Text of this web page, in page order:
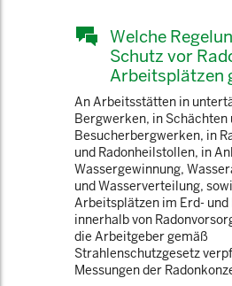
Welche
Schutz vor
Arbeitsplätzen
An Arbeitsstätten in
Bergwerken, in Schächten
Besucherbergwerken, in
und Radonheilstollen, in
Wassergewinnung,
und Wasserverteilung,
Arbeitsplätzen im Erd-
innerhalb von
die Arbeitgeber gemäß
Strahlenschutzgesetz
Messungen der